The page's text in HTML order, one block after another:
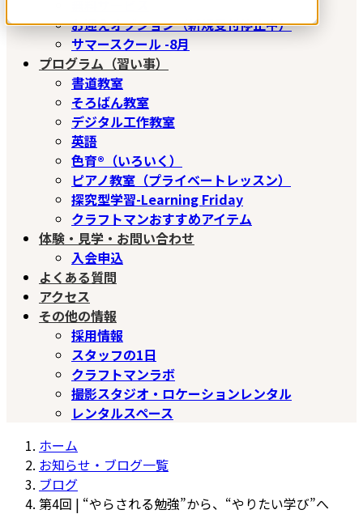
無料サービス
お迎えオプション（新規受付停止中）
サマースクール -8月
プログラム（習い事）
書道教室
そろばん教室
デジタル工作教室
英語
色育®（いろいく）
ピアノ教室（プライベートレッスン）
探究型学習-Learning Friday
クラフトマンおすすめアイテム
体験・見学・お問い合わせ
入会申込
よくある質問
アクセス
その他の情報
採用情報
スタッフの1日
クラフトマンラボ
撮影スタジオ・ロケーションレンタル
レンタルスペース
ホーム
お知らせ・ブログ一覧
ブログ
第4回 | “やらされる勉強”から、“やりたい学び”へ